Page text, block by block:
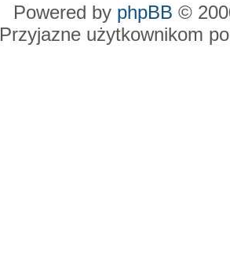
Powered by phpBB ©
Przyjazne użytkownikom